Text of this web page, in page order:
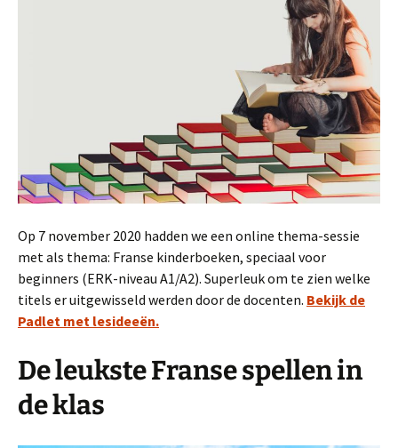
Op 7 november 2020 hadden we een online thema-sessie
met als thema: Franse kinderboeken, speciaal voor
beginners (ERK-niveau A1/A2). Superleuk om te zien welke
titels er uitgewisseld werden door de docenten. Bekijk de
Padlet met lesideeën.
De leukste Franse spellen in
de klas